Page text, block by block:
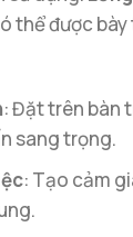
thể được
: Đặt trên bàn
sang trọng.
: Tạo cảm